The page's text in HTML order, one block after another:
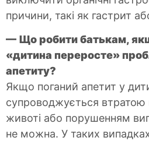
причини, такі як гастрит
— Що робити батькам,
«дитина переросте»
апетиту?
Якщо поганий апетит у
супроводжується
животі або порушенням
не можна. У таких